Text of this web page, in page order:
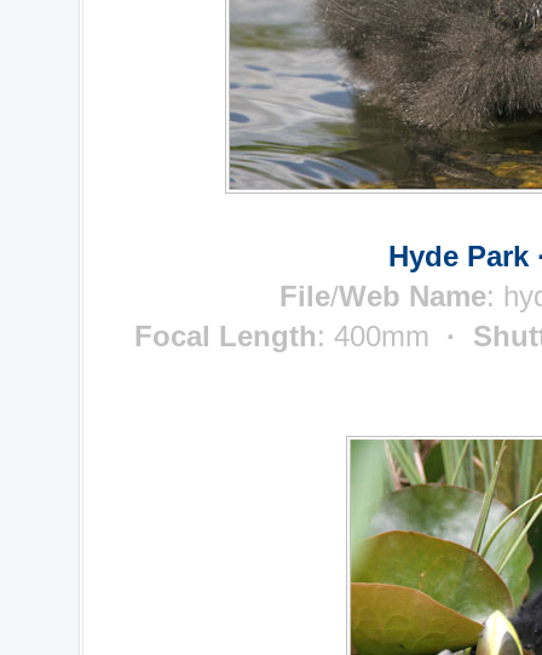
Hyde Park
File/Web Name:
Focal Length: 400mm ·